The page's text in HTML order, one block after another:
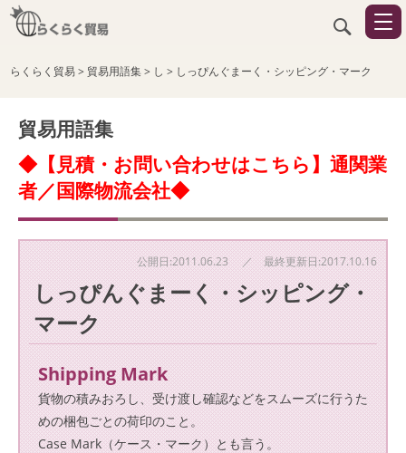
らくらく貿易> 貿易用語集> し > しっぴんぐまーく・シッピング・マーク
貿易用語集
◆【見積・お問い合わせはこちら】通関業
者／国際物流会社◆
公開日:2011.06.23 ／ 最終更新日:2017.10.16
しっぴんぐまーく・シッピング・
マーク
Shipping Mark
貨物の積みおろし、受け渡し確認などをスムーズに行うた
めの梱包ごとの荷印のこと。
Case Mark（ケース・マーク）とも言う。